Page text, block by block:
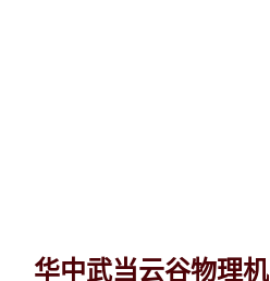
华中武当云谷物理机